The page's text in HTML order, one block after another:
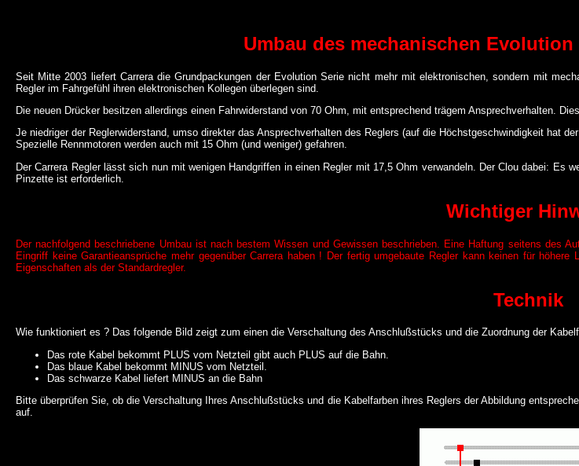
Umbau des mechanischen
Seit Mitte 2003 liefert Carrera die Grundpackungen der Evolution Serie nicht mehr mit elektronischen, sondern mit
Regler im Fahrgefühl ihren elektronischen Kollegen überlegen sind.
Die neuen Drücker besitzen allerdings einen Fahrwiderstand von 70 Ohm, mit entsprechend trägem Ansprechverhalten.
Je niedriger der Reglerwiderstand, umso direkter das Ansprechverhalten des Reglers (auf die Höchstgeschwindigkeit hat
Spezielle Rennmotoren werden auch mit 15 Ohm (und weniger) gefahren.
Der Carrera Regler lässt sich nun mit wenigen Handgriffen in einen Regler mit 17,5 Ohm verwandeln. Der Clou dabei:
Pinzette ist erforderlich.
Wichtiger
Der nachfolgend beschriebene Umbau ist nach bestem Wissen und Gewissen beschrieben. Eine Haftung seitens
Eingriff keine Garantieansprüche mehr gegenüber Carrera haben ! Der fertig umgebaute Regler kann keinen für
Eigenschaften als der Standardregler.
Technik
Wie funktioniert es ? Das folgende Bild zeigt zum einen die Verschaltung des Anschlußstücks und die Zuordnung der
Das rote Kabel bekommt PLUS vom Netzteil gibt auch PLUS auf die Bahn.
Das blaue Kabel bekommt MINUS vom Netzteil.
Das schwarze Kabel liefert MINUS an die Bahn
Bitte überprüfen Sie, ob die Verschaltung Ihres Anschlußstücks und die Kabelfarben ihres Reglers der Abbildung
auf.